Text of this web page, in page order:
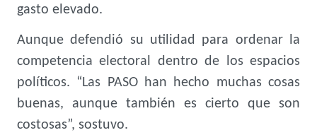
gasto elevado.
Aunque defendió su utilidad para ordenar la
competencia electoral dentro de los espacios
políticos. “Las PASO han hecho muchas cosas
buenas, aunque también es cierto que son
costosas”, sostuvo.